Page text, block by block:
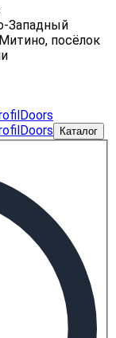
Западный
посёлок
Каталог